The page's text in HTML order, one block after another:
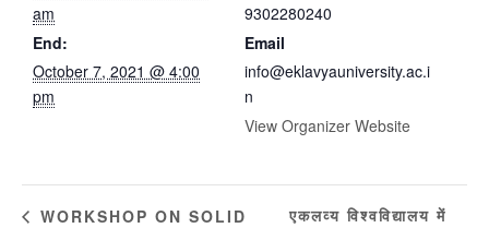
am
End:
October 7, 2021 @ 4:00
pm
9302280240
Email
info@eklavyauniversity.ac.i
n
View Organizer Website
WORKSHOP ON SOLID
एकलव्य विश्वविद्यालय में